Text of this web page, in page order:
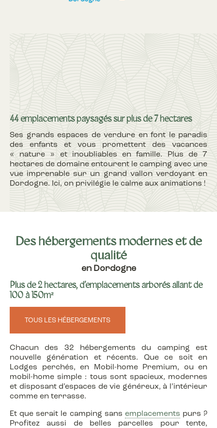
44 emplacements paysagés sur plus de 7 hectares
Ses grands espaces de verdure en font le paradis
des enfants et vous promettent des vacances
« nature » et inoubliables en famille. Plus de 7
hectares de domaine entourent le camping avec une
vue imprenable sur un grand vallon verdoyant en
Dordogne. Ici, on privilégie le calme aux animations !
Des hébergements modernes et de
qualité
en Dordogne
Plus de 2 hectares, d’emplacements arborés allant de
100 à 150m²
TOUS LES HÉBERGEMENTS
Chacun des 32 hébergements du camping est
nouvelle génération et récents. Que ce soit en
Lodges perchés, en Mobil-home Premium, ou en
mobil-home simple : tous sont spacieux, modernes
et disposant d’espaces de vie généreux, à l’intérieur
comme en terrasse.
Et que serait le camping sans emplacements purs ?
Profitez aussi de belles parcelles pour tente,